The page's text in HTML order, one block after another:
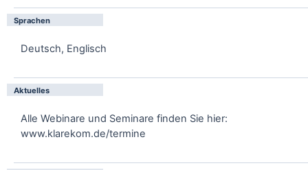
Sprachen
Deutsch, Englisch
Aktuelles
Alle Webinare und Seminare finden Sie hier:
www.klarekom.de/termine